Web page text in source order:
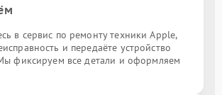
в сервис по ремонту техники Apple,
и передаёте устройство
фиксируем все детали и оформляем